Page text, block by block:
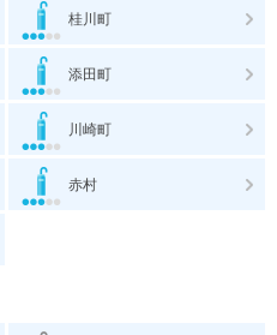
桂川町
添田町
川崎町
赤村